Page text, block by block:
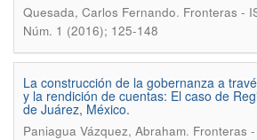
Quesada, Carlos Fernando. Fronteras -
Núm. 1 (2016); 125-148
La construcción de la gobernanza a
y la rendición de cuentas: El caso de
de Juárez, México.
Paniagua Vázquez, Abraham. Fronteras